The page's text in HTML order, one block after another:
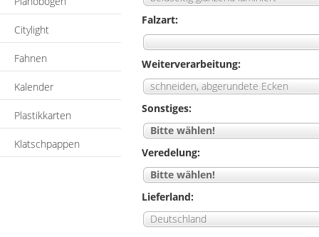
Citylight
Fahnen
Kalender
Plastikkarten
Klatschpappen
Falzart:
Weiterverarbeitung:
schneiden, abgerundete Ecken
Sonstiges:
Bitte wählen!
Veredelung:
Bitte wählen!
Lieferland:
Deutschland